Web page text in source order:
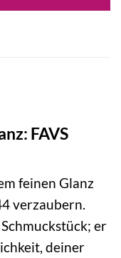
FAVS
feinen Glanz
verzaubern.
er
deiner